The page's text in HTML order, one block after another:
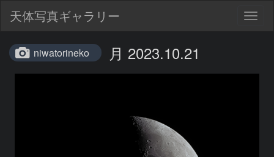
天体写真ギャラリー
niwatorineko 月 2023.10.21